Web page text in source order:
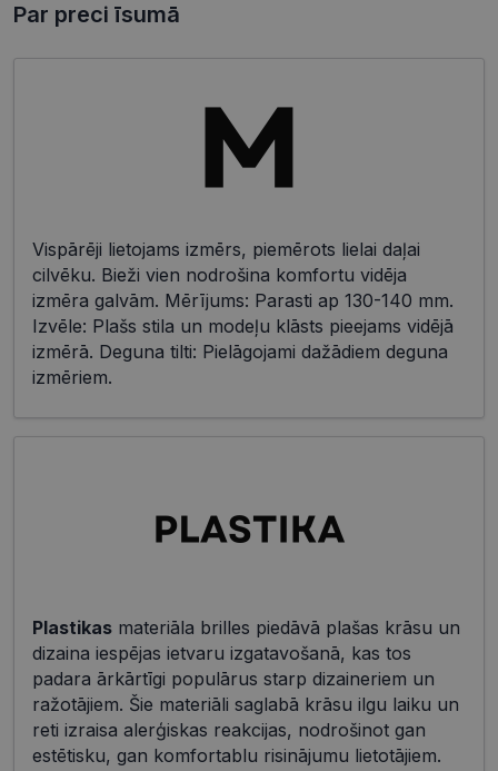
Par preci īsumā
Vispārēji lietojams izmērs, piemērots lielai daļai
cilvēku. Bieži vien nodrošina komfortu vidēja
izmēra galvām. Mērījums: Parasti ap 130-140 mm.
Izvēle: Plašs stila un modeļu klāsts pieejams vidējā
izmērā. Deguna tilti: Pielāgojami dažādiem deguna
izmēriem.
Plastikas materiāla brilles piedāvā plašas krāsu un
dizaina iespējas ietvaru izgatavošanā, kas tos
padara ārkārtīgi populārus starp dizaineriem un
ražotājiem. Šie materiāli saglabā krāsu ilgu laiku un
reti izraisa alerģiskas reakcijas, nodrošinot gan
estētisku, gan komfortablu risinājumu lietotājiem.